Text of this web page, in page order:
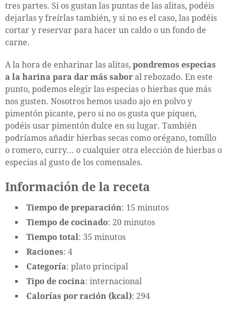
tres partes. Si os gustan las puntas de las alitas, podéis
dejarlas y freírlas también, y si no es el caso, las podéis
cortar y reservar para hacer un caldo o un fondo de
carne.
A la hora de enharinar las alitas, pondremos especias
a la harina para dar más sabor al rebozado. En este
punto, podemos elegir las especias o hierbas que más
nos gusten. Nosotros hemos usado ajo en polvo y
pimentón picante, pero si no os gusta que piquen,
podéis usar pimentón dulce en su lugar. También
podríamos añadir hierbas secas como orégano, tomillo
o romero, curry... o cualquier otra elección de hierbas o
especias al gusto de los comensales.
Información de la receta
Tiempo de preparación: 15 minutos
Tiempo de cocinado: 20 minutos
Tiempo total: 35 minutos
Raciones: 4
Categoría: plato principal
Tipo de cocina: internacional
Calorías por ración (kcal): 294